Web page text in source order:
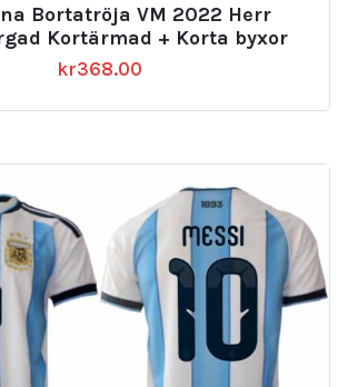
Bortatröja VM 2022 Herr
Kortärmad + Korta byxor
kr368.00